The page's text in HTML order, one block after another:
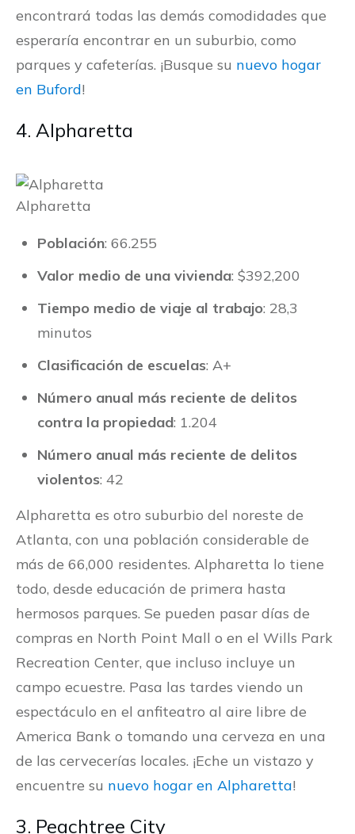
encontrará todas las demás comodidades que
esperaría encontrar en un suburbio, como
parques y cafeterías. ¡Busque su nuevo hogar
en Buford!
4. Alpharetta
Alpharetta
Población: 66.255
Valor medio de una vivienda: $392,200
Tiempo medio de viaje al trabajo: 28,3
minutos
Clasificación de escuelas: A+
Número anual más reciente de delitos
contra la propiedad: 1.204
Número anual más reciente de delitos
violentos: 42
Alpharetta es otro suburbio del noreste de
Atlanta, con una población considerable de
más de 66,000 residentes. Alpharetta lo tiene
todo, desde educación de primera hasta
hermosos parques. Se pueden pasar días de
compras en North Point Mall o en el Wills Park
Recreation Center, que incluso incluye un
campo ecuestre. Pasa las tardes viendo un
espectáculo en el anfiteatro al aire libre de
America Bank o tomando una cerveza en una
de las cervecerías locales. ¡Eche un vistazo y
encuentre su nuevo hogar en Alpharetta!
3. Peachtree City